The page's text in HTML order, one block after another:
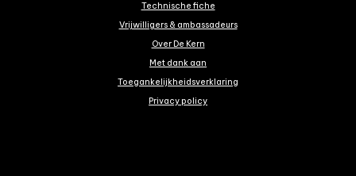
Technische fiche
Vrijwilligers & ambassadeurs
Over De Kern
Met dank aan
Toegankelijkheidsverklaring
Privacy policy